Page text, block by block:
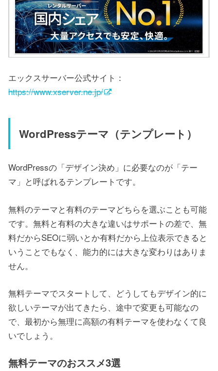
エックスサーバー公式サイト：
https://www.xserver.ne.jp/
WordPressテーマ（テンプレート）
WordPressの「デザイン決め」に必要なのが「テー
マ」と呼ばれるテンプレートです。
無料のテーマと有料のテーマどちらを選ぶことも可能
です。無料と有料の大きな違いはサポートの差で、無
料だからSEOに弱いとか有料だから上位表示できると
いうことでもなく、能力的には大きな変わりはありま
せん。
無料テーマでスタートして、どうしてもデザイン的に
欲しいテーマが出てきたら、途中で変更も可能なの
で、最初から無理に高額の有料テーマを使わなくて良
いでしょう。
無料テーマのおススメ3選